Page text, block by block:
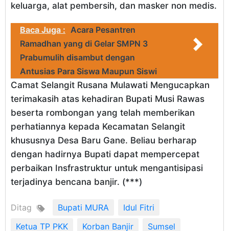
keluarga, alat pembersih, dan masker non medis.
Baca Juga : Acara Pesantren
Ramadhan yang di Gelar SMPN 3
Prabumulih disambut dengan
Antusias Para Siswa Maupun Siswi
Camat Selangit Rusana Mulawati Mengucapkan
terimakasih atas kehadiran Bupati Musi Rawas
beserta rombongan yang telah memberikan
perhatiannya kepada Kecamatan Selangit
khususnya Desa Baru Gane. Beliau berharap
dengan hadirnya Bupati dapat mempercepat
perbaikan Insfrastruktur untuk mengantisipasi
terjadinya bencana banjir. (***)
Ditag Bupati MURA
Idul Fitri
Ketua TP PKK
Korban Banjir Sumsel